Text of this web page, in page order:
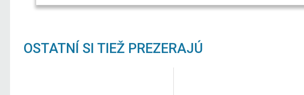
OSTATNÍ SI TIEŽ PREZERAJÚ